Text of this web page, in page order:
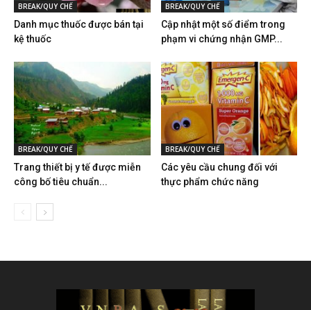
BREAK/QUY CHẾ
Danh mục thuốc được bán tại
kệ thuốc
BREAK/QUY CHẾ
Cập nhật một số điểm trong
phạm vi chứng nhận GMP...
BREAK/QUY CHẾ
Trang thiết bị y tế được miễn
công bố tiêu chuẩn...
BREAK/QUY CHẾ
Các yêu cầu chung đối với
thực phẩm chức năng